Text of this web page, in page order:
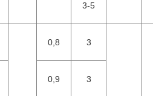
3-5
0,8 3
0,9 3